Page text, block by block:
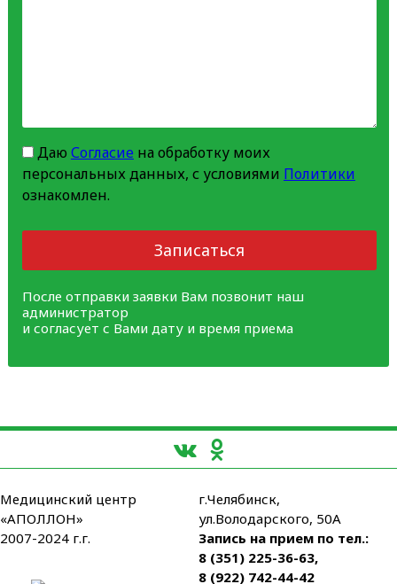
Даю Согласиена обработку моих
персональных данных, с условиями Политики
ознакомлен.
Записаться
После отправки заявки Вам позвонит наш
администратор
и согласует с Вами дату и время приема
Медицинский центр
«АПОЛЛОН»
2007-2024 г.г.
г.Челябинск,
ул.Володарского, 50А
Запись на прием по тел.:
8 (351) 225-36-63,
8 (922) 742-44-42